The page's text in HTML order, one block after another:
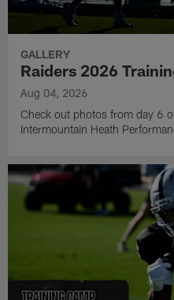
GALLERY
Raiders 2026
Aug 04, 2026
Check out photos from day 6
Intermountain Heath